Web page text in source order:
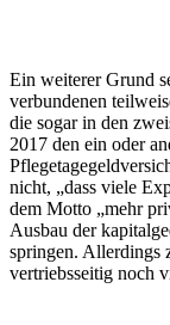
Ein weiterer Grund
verbundenen
die sogar in den
2017 den ein oder
nicht, „dass viele
dem Motto „mehr
Ausbau der
springen. Allerdings
vertriebsseitig noch